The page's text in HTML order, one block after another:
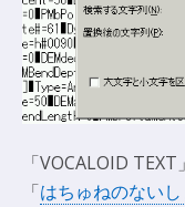
「VOCALOID TEXT
「はちゅねのないし